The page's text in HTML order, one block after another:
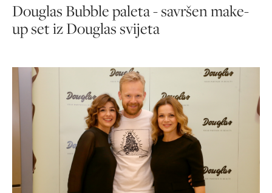
Douglas Bubble paleta - savršen make-
up set iz Douglas svijeta